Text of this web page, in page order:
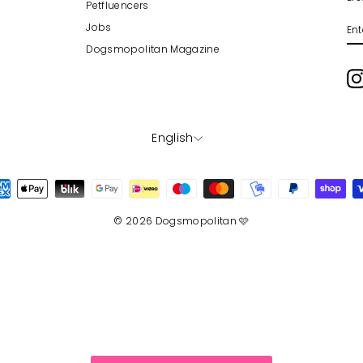
Petfluencers
Jobs
Dogsmopolitan Magazine
LANGUAGE
English
© 2026 Dogsmopolitan 🩷